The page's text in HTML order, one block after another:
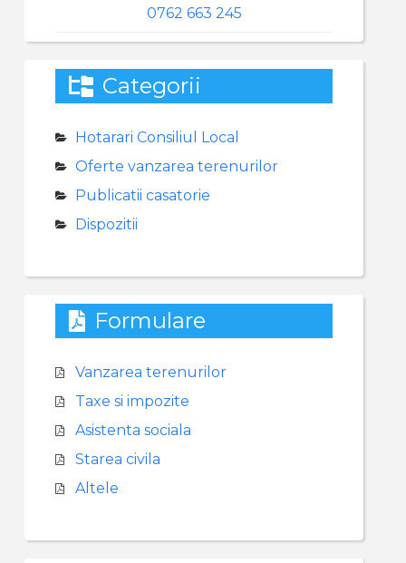
0762 663 245
Categorii
Hotarari Consiliul Local
Oferte vanzarea terenurilor
Publicatii casatorie
Dispozitii
Formulare
Vanzarea terenurilor
Taxe si impozite
Asistenta sociala
Starea civila
Altele